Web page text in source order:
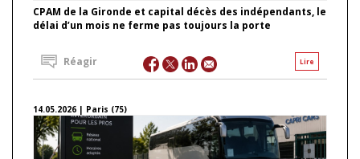
CPAM de la Gironde et capital décès des indépendants, le
délai d’un mois ne ferme pas toujours la porte
Lire
Réagir
14.05.2026 | Paris (75)